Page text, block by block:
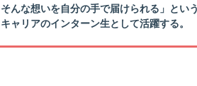
そんな想いを自分の手で届けられる」とい
キャリアのインターン生として活躍する。